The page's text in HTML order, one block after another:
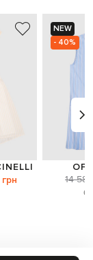
NEW
- 40%
14 580
6Y